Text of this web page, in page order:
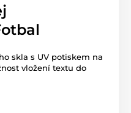
skla s UV potiskem na
vložení textu do